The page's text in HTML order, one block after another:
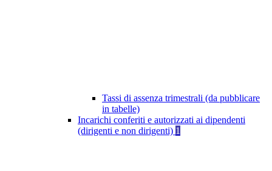
Tassi di assenza trimestrali (da pubblicare
in tabelle)
Incarichi conferiti e autorizzati ai dipendenti
(dirigenti e non dirigenti) 1